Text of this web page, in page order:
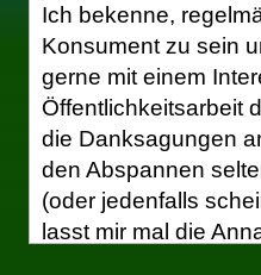
1a Reiselektüre:
zur Lage der
Deutschland,
Jedes Jahr
Koalition von in der
Grundrechte-
Ich bekenne,
Konsument zu sein
gerne mit einem
Öffentlichkeitsarbeit
die Danksagungen
den Abspannen
(oder jedenfalls
lasst mir mal die